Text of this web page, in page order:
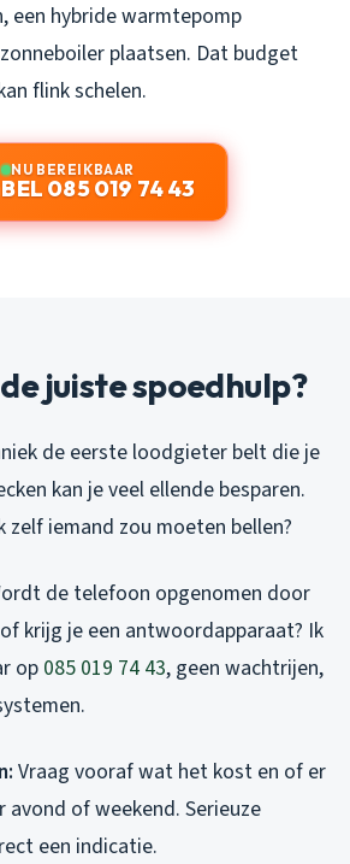
een hybride warmtepomp
plaatsen. Dat budget
flink schelen.
NU BEREIKBAAR
BEL 085 019 74 43
juiste spoedhulp?
de eerste loodgieter belt die je
kan je veel ellende besparen.
zelf iemand zou moeten bellen?
de telefoon opgenomen door
krijg je een antwoordapparaat? Ik
op 085 019 74 43, geen wachtrijen,
Vraag vooraf wat het kost en of er
of weekend. Serieuze
een indicatie.